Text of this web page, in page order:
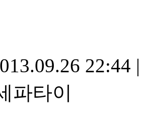
22:44 |
파타이